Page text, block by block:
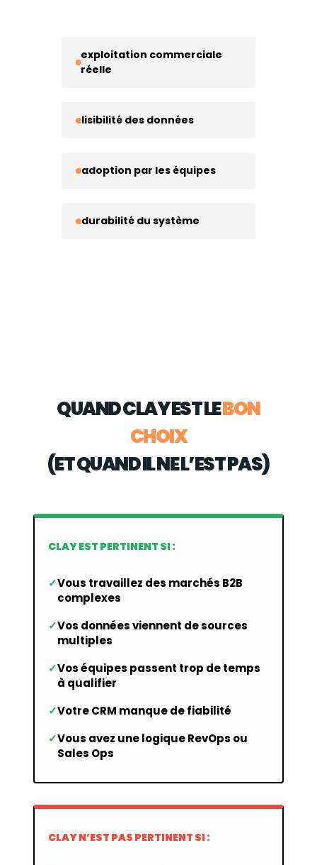
exploitation commerciale
réelle
lisibilité des données
adoption par les équipes
durabilité du système
QUAND CLAY EST LEBON
CHOIX
(ET QUAND IL NE L’EST PAS)
CLAY EST PERTINENT SI :
Vous travaillez des marchés B2B
complexes
Vos données viennent de sources
multiples
Vos équipes passent trop de temps
à qualifier
Votre CRM manque de fiabilité
Vous avez une logique RevOps ou
Sales Ops
CLAY N’EST PAS PERTINENT SI :